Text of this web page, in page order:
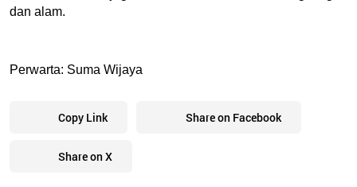
dan alam.
Perwarta: Suma Wijaya
Copy Link Share on Facebook
Share on X